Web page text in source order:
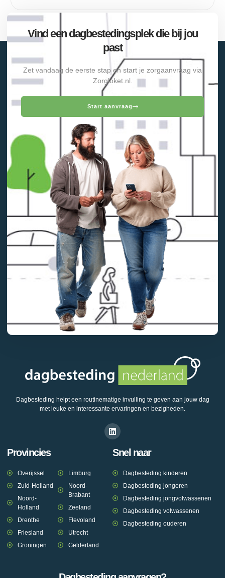
Vind een dagbestedingsplek die bij jou
past
Zet vandaag de eerste stap en start je zorgaanvraag via
Zorgloket.nl.
Start aanvraag
Dagbesteding helpt een routinematige invulling te geven aan jouw dag
met leuke en interessante ervaringen en bezigheden.
Provincies
Overijssel
Zuid-Holland
Noord-
Holland
Drenthe
Friesland
Groningen
Limburg
Noord-
Brabant
Zeeland
Flevoland
Utrecht
Gelderland
Snel naar
Dagbesteding kinderen
Dagbesteding jongeren
Dagbesteding jongvolwassenen
Dagbesteding volwassenen
Dagbesteding ouderen